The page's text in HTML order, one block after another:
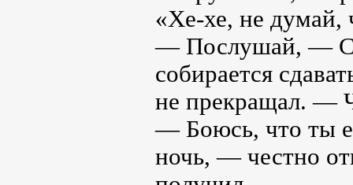
«Хе-хе, не думай,
— Послушай, —
собирается
не прекращал. —
— Боюсь, что ты
ночь, — честно